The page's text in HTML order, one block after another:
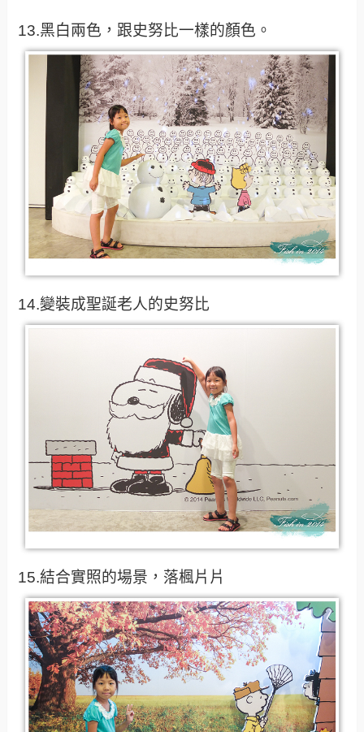
13.黑白兩色，跟史努比一樣的顏色。
14.變裝成聖誕老人的史努比
15.結合實照的場景，落楓片片